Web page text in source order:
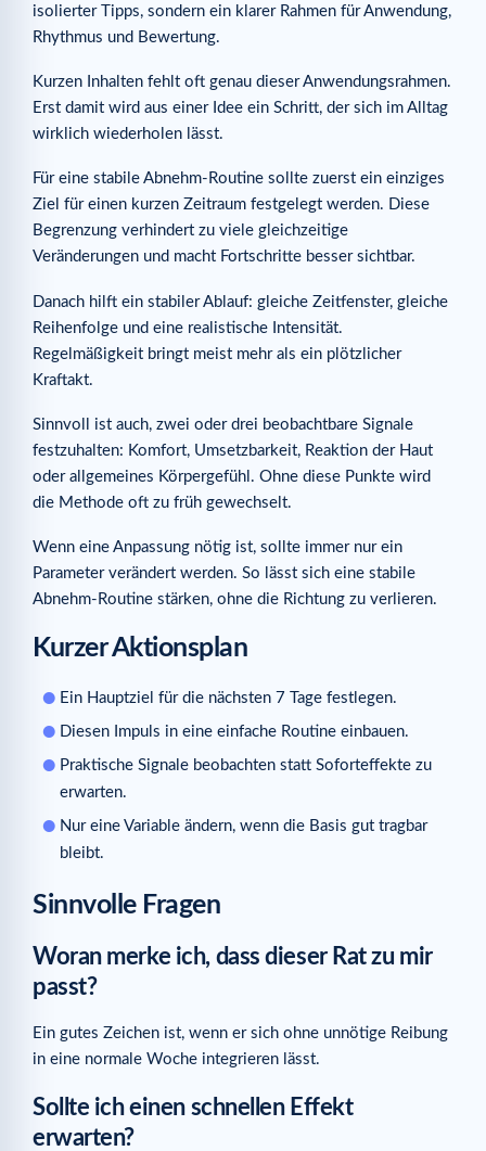
isolierter Tipps, sondern ein klarer Rahmen für Anwendung,
Rhythmus und Bewertung.
Kurzen Inhalten fehlt oft genau dieser Anwendungsrahmen.
Erst damit wird aus einer Idee ein Schritt, der sich im Alltag
wirklich wiederholen lässt.
Für eine stabile Abnehm-Routine sollte zuerst ein einziges
Ziel für einen kurzen Zeitraum festgelegt werden. Diese
Begrenzung verhindert zu viele gleichzeitige
Veränderungen und macht Fortschritte besser sichtbar.
Danach hilft ein stabiler Ablauf: gleiche Zeitfenster, gleiche
Reihenfolge und eine realistische Intensität.
Regelmäßigkeit bringt meist mehr als ein plötzlicher
Kraftakt.
Sinnvoll ist auch, zwei oder drei beobachtbare Signale
festzuhalten: Komfort, Umsetzbarkeit, Reaktion der Haut
oder allgemeines Körpergefühl. Ohne diese Punkte wird
die Methode oft zu früh gewechselt.
Wenn eine Anpassung nötig ist, sollte immer nur ein
Parameter verändert werden. So lässt sich eine stabile
Abnehm-Routine stärken, ohne die Richtung zu verlieren.
Kurzer Aktionsplan
Ein Hauptziel für die nächsten 7 Tage festlegen.
Diesen Impuls in eine einfache Routine einbauen.
Praktische Signale beobachten statt Soforteffekte zu
erwarten.
Nur eine Variable ändern, wenn die Basis gut tragbar
bleibt.
Sinnvolle Fragen
Woran merke ich, dass dieser Rat zu mir
passt?
Ein gutes Zeichen ist, wenn er sich ohne unnötige Reibung
in eine normale Woche integrieren lässt.
Sollte ich einen schnellen Effekt
erwarten?